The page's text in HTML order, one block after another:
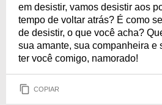
em desistir, vamos desistir aos
tempo de voltar atrás? É como
de desistir, o que você acha?
sua amante, sua companheira e
ter você comigo, namorado!
COPIAR